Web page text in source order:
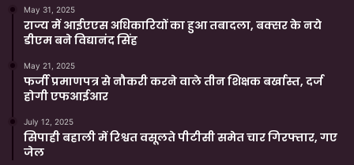
May 31, 2025
राज्य में आईएएस अधिकारियों का हुआ तबादला, बक्सर के नये
डीएम बने विद्यानंद सिंह
May 21, 2025
फर्जी प्रमाणपत्र से नौकरी करने वाले तीन शिक्षक बर्खास्त, दर्ज
होगी एफआईआर
July 12, 2025
सिपाही बहाली में रिश्वत वसूलते पीटीसी समेत चार गिरफ्तार, गए
जेल